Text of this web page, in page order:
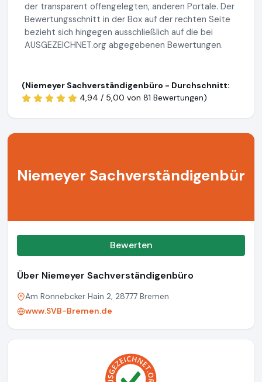
der transparent offengelegten, anderen Portale. Der
Bewertungsschnitt in der Box auf der rechten Seite
bezieht sich hingegen ausschließlich auf die bei
AUSGEZEICHNET.org abgegebenen Bewertungen.
(Niemeyer Sachverständigenbüro - Durchschnitt:
4,94 / 5,00 von 81 Bewertungen)
Niemeyer Sachverständigenbür
Bewerten
Über Niemeyer Sachverständigenbüro
Am Rönnebcker Hain 2, 28777 Bremen
www.SVB-Bremen.de